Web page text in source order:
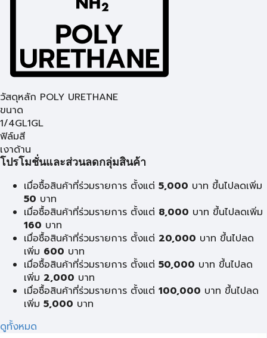
วัสดุหลัก POLY URETHANE
ขนาด
1/4GL1GL
ฟิล์มสี
เงาด้าน
โปรโมชั่นและส่วนลดกลุ่มสินค้า
เมื่อซื้อสินค้าที่ร่วมรายการ ตั้งแต่ 5,000 บาท ขึ้นไปลดเพิ่ม
50 บาท
เมื่อซื้อสินค้าที่ร่วมรายการ ตั้งแต่ 8,000 บาท ขึ้นไปลดเพิ่ม
160 บาท
เมื่อซื้อสินค้าที่ร่วมรายการ ตั้งแต่ 20,000 บาท ขึ้นไปลด
เพิ่ม 600 บาท
เมื่อซื้อสินค้าที่ร่วมรายการ ตั้งแต่ 50,000 บาท ขึ้นไปลด
เพิ่ม 2,000 บาท
เมื่อซื้อสินค้าที่ร่วมรายการ ตั้งแต่ 100,000 บาท ขึ้นไปลด
เพิ่ม 5,000 บาท
ดูทั้งหมด